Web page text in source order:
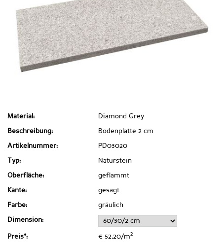
Material: Diamond Grey
Beschreibung: Bodenplatte 2 cm
Artikelnummer: PD03020
Typ: Naturstein
Oberfläche: geflammt
Kante: gesägt
Farbe: gräulich
Dimension:
Preis*: € 52,20/m2